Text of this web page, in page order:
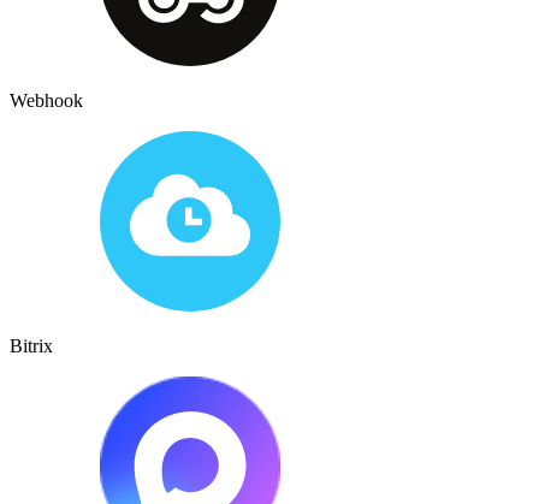
Webhook
Bitrix